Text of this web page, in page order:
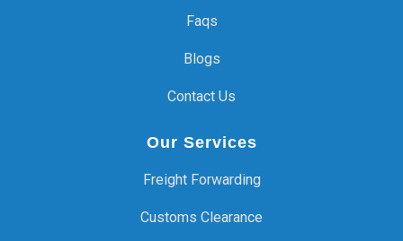
Faqs
Blogs
Contact Us
Our Services
Freight Forwarding
Customs Clearance